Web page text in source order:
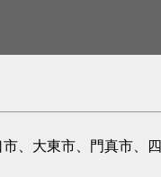
、大東市、門真市、